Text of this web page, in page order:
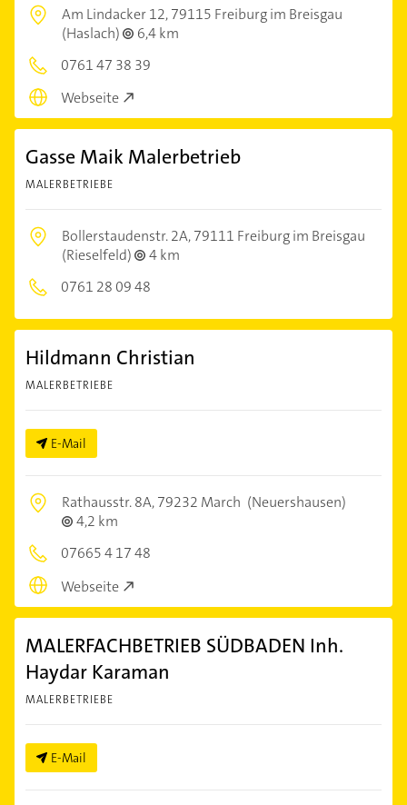
Am Lindacker 12,79115 Freiburg im Breisgau
(Haslach)
6,4 km
0761 47 38 39
Webseite
Gasse Maik Malerbetrieb
MALERBETRIEBE
Bollerstaudenstr. 2A,79111 Freiburg im Breisgau
(Rieselfeld)
4 km
0761 28 09 48
Hildmann Christian
MALERBETRIEBE
E-Mail
Rathausstr. 8A,79232 March (Neuershausen)
4,2 km
07665 4 17 48
Webseite
MALERFACHBETRIEB SÜDBADEN Inh.
Haydar Karaman
MALERBETRIEBE
E-Mail